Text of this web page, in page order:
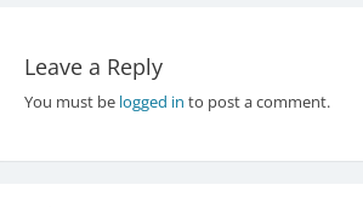
Leave a Reply
You must be logged in to post a comment.